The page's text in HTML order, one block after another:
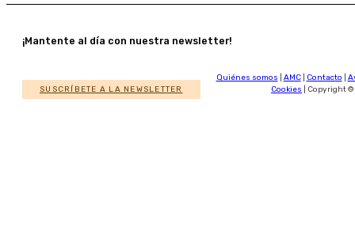
¡Mantente al día con nuestra newsletter!
SUSCRÍBETE A LA NEWSLETTER
Quiénes somos AMC| Contacto
Cookies | Copyright